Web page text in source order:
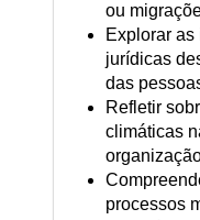
ou
Explorar
jurídicas
das
Refletir
climáticas
processos